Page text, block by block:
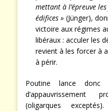
mettant à l’épreuve
édifices » (Jünger),
victoire aux régimes
libéraux : acculer les
revient à les forcer à
à périr.
Poutine lance
d’appauvrissement
(oligarques